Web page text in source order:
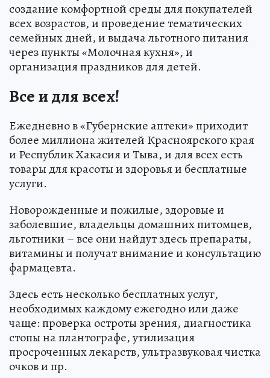
создание комфортной среды для покупателей
всех возрастов, и проведение тематических
семейных дней, и выдача льготного питания
через пункты «Молочная кухня», и
организация праздников для детей.
Все и для всех!
Ежедневно в «Губернские аптеки» приходит
более миллиона жителей Красноярского края
и Республик Хакасия и Тыва, и для всех есть
товары для красоты и здоровья и бесплатные
услуги.
Новорожденные и пожилые, здоровые и
заболевшие, владельцы домашних питомцев,
льготники – все они найдут здесь препараты,
витамины и получат внимание и консультацию
фармацевта.
Здесь есть несколько бесплатных услуг,
необходимых каждому ежегодно или даже
чаще: проверка остроты зрения, диагностика
стопы на плантографе, утилизация
просроченных лекарств, ультразвуковая чистка
очков и пр.